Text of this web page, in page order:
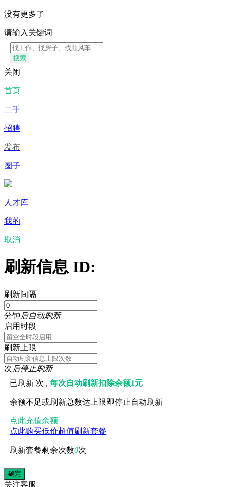
没有更多了
请输入关键词
搜索
关闭
首页
二手
招聘
发布
圈子
人才库
我的
取消
刷新信息 ID:
刷新间隔
分钟后自动刷新
启用时段
刷新上限
次后停止刷新
已刷新 次 ,每次自动刷新扣除余额1元
余额不足或刷新总数达上限即停止自动刷新
点此充值余额
点此购买低价超值刷新套餐
刷新套餐剩余次数0次
关注客服